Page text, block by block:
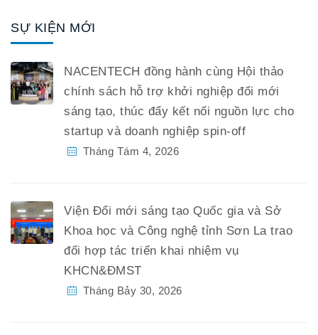
SỰ KIỆN MỚI
NACENTECH đồng hành cùng Hội thảo
chính sách hỗ trợ khởi nghiệp đổi mới
sáng tạo, thúc đẩy kết nối nguồn lực cho
startup và doanh nghiệp spin-off
Tháng Tám 4, 2026
Viện Đổi mới sáng tạo Quốc gia và Sở
Khoa học và Công nghệ tỉnh Sơn La trao
đổi hợp tác triển khai nhiệm vụ
KHCN&ĐMST
Tháng Bảy 30, 2026